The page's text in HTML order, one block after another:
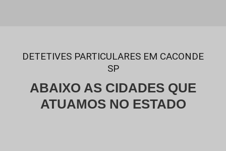
DETETIVES PARTICULARES EM CACONDE
SP
ABAIXO AS CIDADES QUE
ATUAMOS NO ESTADO